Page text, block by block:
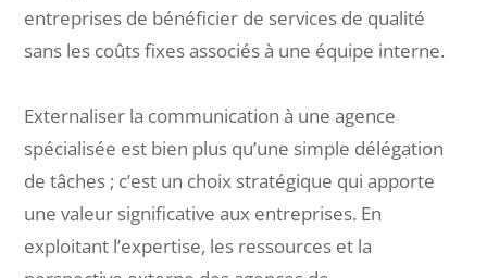
entreprises de bénéficier de services de qualité
sans les coûts fixes associés à une équipe interne.
Externaliser la communication à une agence
spécialisée est bien plus qu’une simple délégation
de tâches ; c’est un choix stratégique qui apporte
une valeur significative aux entreprises. En
exploitant l’expertise, les ressources et la